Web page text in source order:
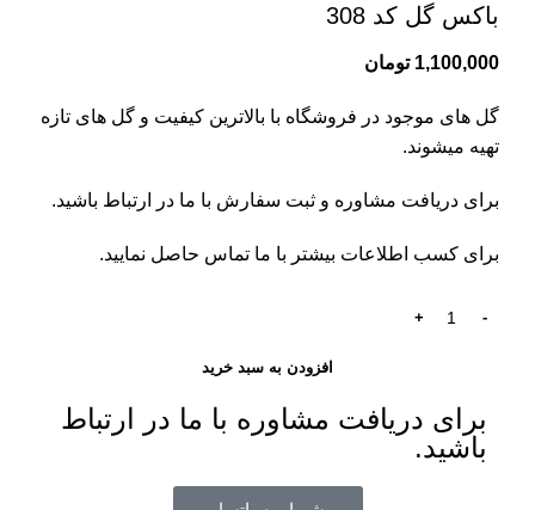
باکس گل کد 308
1,100,000 تومان
گل های موجود در فروشگاه با بالاترین کیفیت و گل های تازه
تهیه میشوند.
برای دریافت مشاوره و ثبت سفارش با ما در ارتباط باشید.
برای کسب اطلاعات بیشتر با ما تماس حاصل نمایید.
افزودن به سبد خرید
برای دریافت مشاوره با ما در ارتباط
باشید.